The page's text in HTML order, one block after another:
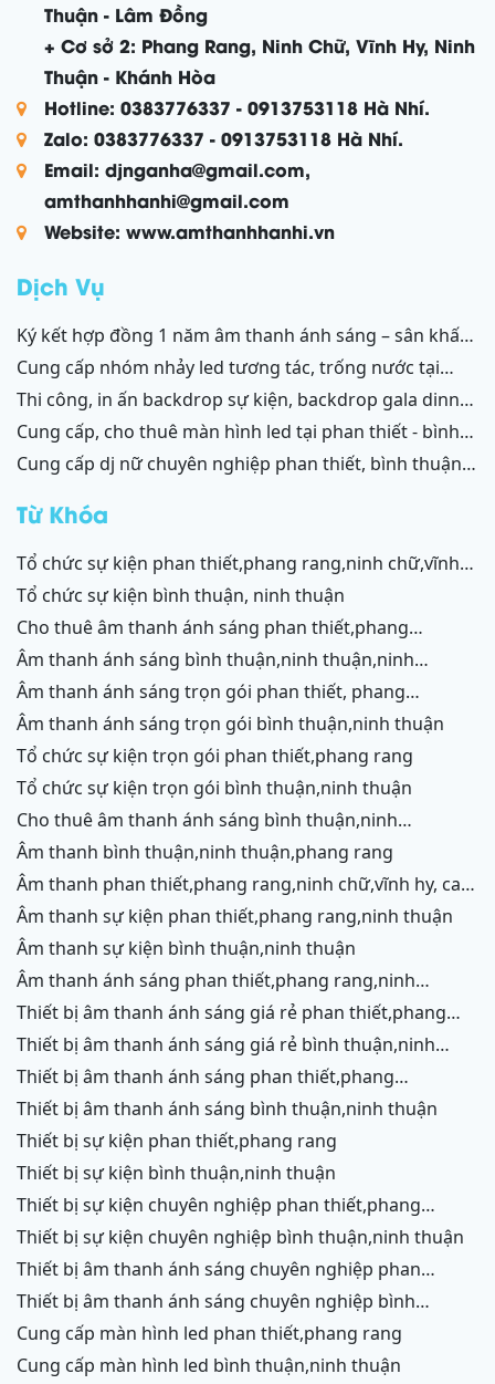
Thuận - Lâm Đồng
+ Cơ sở 2: Phang Rang, Ninh Chữ, Vĩnh Hy, Ninh
Thuận - Khánh Hòa
Hotline: 0383776337 - 0913753118 Hà Nhí.
Zalo: 0383776337 - 0913753118 Hà Nhí.
Email: djnganha@gmail.com,
amthanhhanhi@gmail.com
Website: www.amthanhhanhi.vn
Dịch Vụ
ký kết hợp đồng 1 năm âm thanh ánh sáng – sân khấu
resort mũi né, tiến thành, kê gà, phan thiết, ninh thuận
cung cấp nhóm nhảy led tương tác, trống nước tại
ninh thuận – bình thuận
thi công, in ấn backdrop sự kiện, backdrop gala dinner,
backdrop team building, backdrop cánh gà, chữ nổi
3d, chữ nổi từ formex, chữ nổi hộp đèn led và ốp alu
phan thiết, bình thuận - ninh thuận - ninh chữ - phan
cung cấp, cho thuê màn hình led tại phan thiết - bình
thuận, ninh thuận - ninh chữ - phang rang
cung cấp dj nữ chuyên nghiệp phan thiết, bình thuận;
Từ Khóa
tổ chức sự kiện phan thiết,phang rang,ninh chữ,vĩnh
hy,cam ranh
tổ chức sự kiện bình thuận, ninh thuận
cho thuê âm thanh ánh sáng phan thiết,phang
rang,ninh chữ,vĩnh hy,cam ranh
âm thanh ánh sáng bình thuận,ninh thuận,ninh
chữ,vĩnh hy,cam ranh
âm thanh ánh sáng trọn gói phan thiết, phang
rang,cam ranh
âm thanh ánh sáng trọn gói bình thuận,ninh thuận
tổ chức sự kiện trọn gói phan thiết,phang rang
tổ chức sự kiện trọn gói bình thuận,ninh thuận
cho thuê âm thanh ánh sáng bình thuận,ninh
thuận,ninh chữ,vĩnh hy,phang rang,cam ranh
âm thanh bình thuận,ninh thuận,phang rang
âm thanh phan thiết,phang rang,ninh chữ,vĩnh hy, cam
ranh
âm thanh sự kiện phan thiết,phang rang,ninh thuận
âm thanh sự kiện bình thuận,ninh thuận
âm thanh ánh sáng phan thiết,phang rang,ninh
chữ,vĩnh hy,cam ranh
thiết bị âm thanh ánh sáng giá rẻ phan thiết,phang
rang,ninh chữ,vĩnh hy, ninh thuận
thiết bị âm thanh ánh sáng giá rẻ bình thuận,ninh
thuận
thiết bị âm thanh ánh sáng phan thiết,phang
rang,ninh chữ,vĩnh hy,cam ranh
thiết bị âm thanh ánh sáng bình thuận,ninh thuận
thiết bị sự kiện phan thiết,phang rang
thiết bị sự kiện bình thuận,ninh thuận
thiết bị sự kiện chuyên nghiệp phan thiết,phang
rang,ninh chữ,vĩnh hy,cam ranh
thiết bị sự kiện chuyên nghiệp bình thuận,ninh thuận
thiết bị âm thanh ánh sáng chuyên nghiệp phan
thiết,phang rang,ninh chữ,vĩnh hy,cam ranh,ninh
thiết bị âm thanh ánh sáng chuyên nghiệp bình
thuận,ninh thuận
cung cấp màn hình led phan thiết,phang rang
cung cấp màn hình led bình thuận,ninh thuận